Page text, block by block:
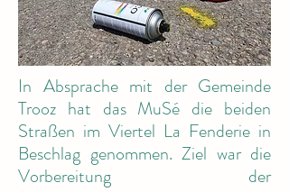
In Absprache mit der Gemeinde
Trooz hat das MuSé die beiden
Straßen im Viertel La Fenderie in
Beschlag genommen. Ziel war die
Vorbereitung der